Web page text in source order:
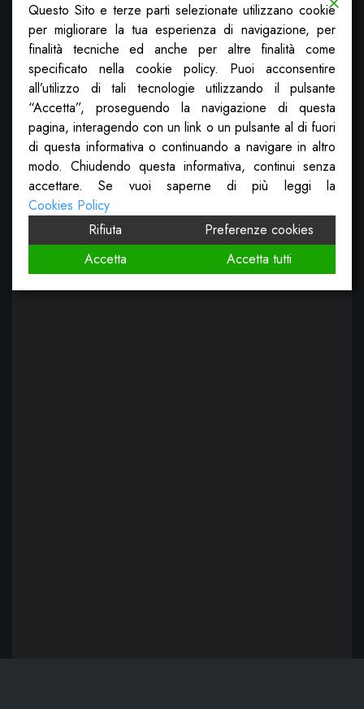
Questo Sito e terze parti selezionate utilizzano cookie
per migliorare la tua esperienza di navigazione, per
finalità tecniche ed anche per altre finalità come
specificato nella cookie policy. Puoi acconsentire
all’utilizzo di tali tecnologie utilizzando il pulsante
“Accetta”, proseguendo la navigazione di questa
pagina, interagendo con un link o un pulsante al di fuori
di questa informativa o continuando a navigare in altro
modo. Chiudendo questa informativa, continui senza
accettare. Se vuoi saperne di più leggi la
Cookies Policy
Rifiuta
Preferenze cookies
Accetta
Accetta tutti